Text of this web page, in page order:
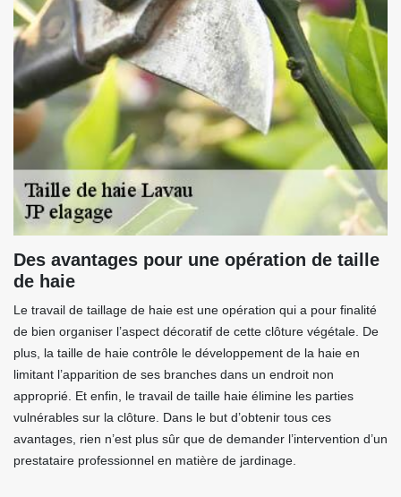
Des avantages pour une opération de taille
de haie
Le travail de taillage de haie est une opération qui a pour finalité
de bien organiser l’aspect décoratif de cette clôture végétale. De
plus, la taille de haie contrôle le développement de la haie en
limitant l’apparition de ses branches dans un endroit non
approprié. Et enfin, le travail de taille haie élimine les parties
vulnérables sur la clôture. Dans le but d’obtenir tous ces
avantages, rien n’est plus sûr que de demander l’intervention d’un
prestataire professionnel en matière de jardinage.